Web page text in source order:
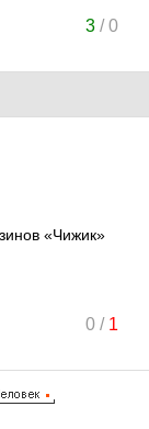
3/0
«Чижик»
0/ 1